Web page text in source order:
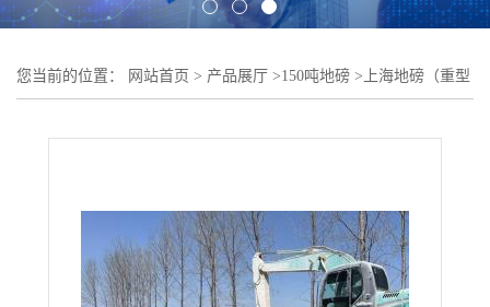
您当前的位置： 网站首页 > 产品展厅 >150吨地磅 > 上海地磅（重型